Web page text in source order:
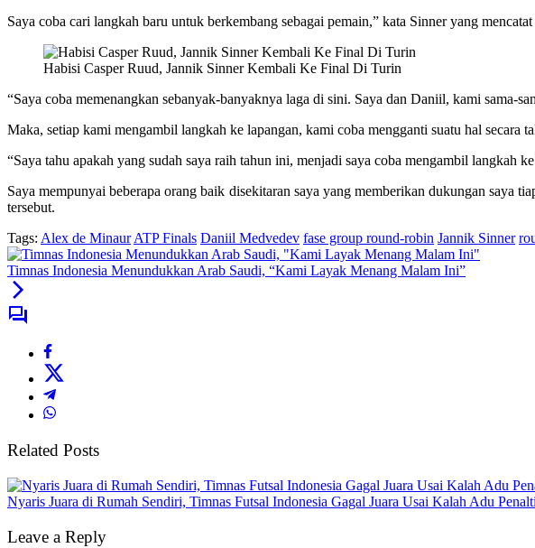
Saya coba cari langkah baru untuk berkembang sebagai pemain,” kata Sinner yang
Habisi Casper Ruud, Jannik Sinner Kembali Ke Final Di Turin
“Saya coba memenangkan sebanyak-banyaknya laga di sini. Saya dan Daniil, kami sama-
Maka, setiap kami mengambil langkah ke lapangan, kami coba mengganti suatu hal
“Saya tahu apakah yang sudah saya raih tahun ini, menjadi saya coba mengambil langkah
Saya mempunyai beberapa orang baik disekitaran saya yang memberikan dukungan saya
tersebut.
Tags: Alex de Minaur ATP Finals Daniil Medvedev fase group round-robin Jannik Sinner
Timnas Indonesia Menundukkan Arab Saudi, “Kami Layak Menang Malam Ini”
Related Posts
Nyaris Juara di Rumah Sendiri, Timnas Futsal Indonesia Gagal Juara Usai Kalah Adu
Leave a Reply